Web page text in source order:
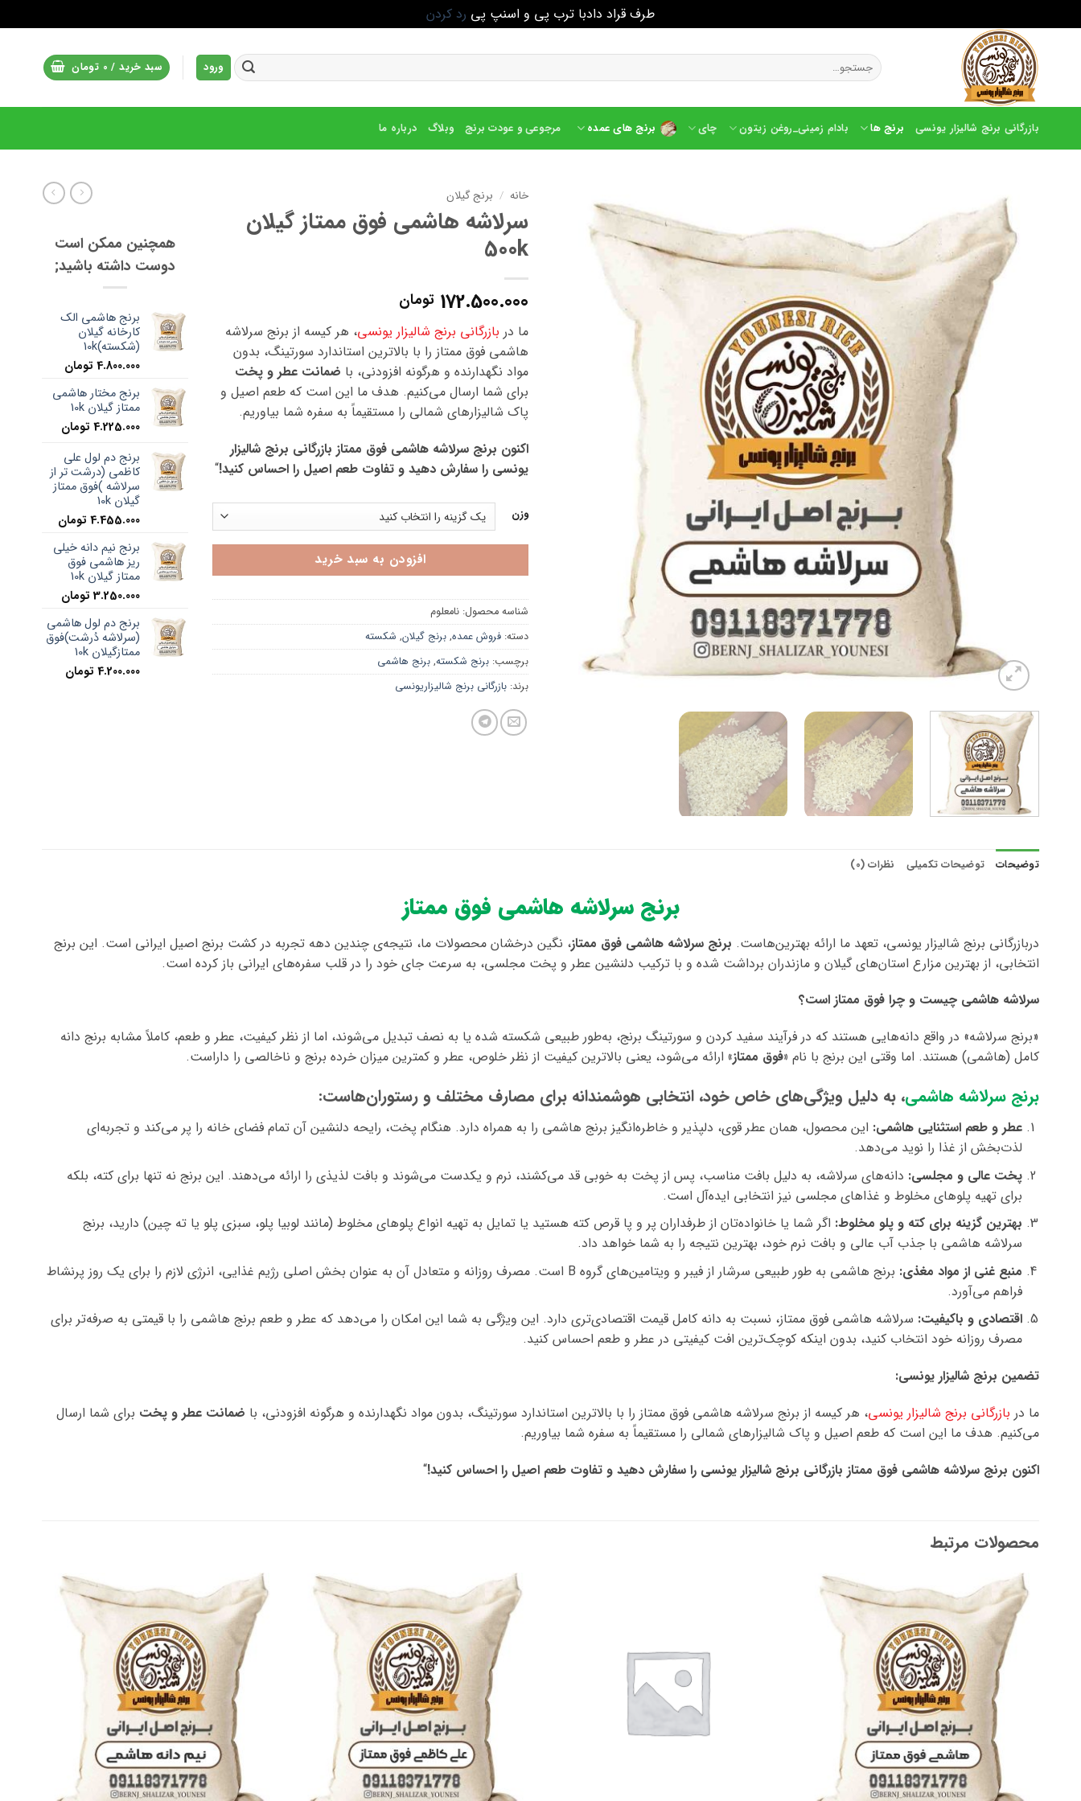
طرف قراد دادبا ترب پی و اسنپ پی رد کردن
content
جستجو
برای:
ورود سبد خرید / 0 تومان
بازرگانی برنج شالیزار یونسی برنج ها بادام زمینی_روغن زیتون چای برنج های عمده مرجوعی و عودت برنج وبلاگ درباره ما
خانه / برنج گیلان
سرلاشه هاشمی فوق ممتاز گیلان
500k
172.500.000 تومان
ما در بازرگانی برنج شالیزار یونسی، هر کیسه از برنج سرلاشه
هاشمی فوق ممتاز را با بالاترین استاندارد سورتینگ، بدون
مواد نگهدارنده و هرگونه افزودنی، با ضمانت عطر و پخت
برای شما ارسال می‌کنیم. هدف ما این است که طعم اصیل و
پاک شالیزارهای شمالی را مستقیماً به سفره شما بیاوریم.
اکنون برنج سرلاشه هاشمی فوق ممتاز بازرگانی برنج شالیزار
یونسی را سفارش دهید و تفاوت طعم اصیل را احساس کنید!“
وزن
افزودن به سبد خرید
شناسه محصول: نامعلوم
دسته: فروش عمده, برنج گیلان, شکسته
برچسب: برنج شکسته, برنج هاشمی
برند: بازرگانی برنج شالیزاریونسی
همچنین ممکن است
دوست داشته باشید;
برنج هاشمی الک
کارخانه گیلان
(شکسته)10k
4.800.000 تومان
برنج مختار هاشمی
ممتاز گیلان 10k
4.225.000 تومان
برنج دم لول علی
کاظمی (درشت تر از
سرلاشه )فوق ممتاز
گیلان 10k
4.455.000 تومان
برنج نیم دانه خیلی
ریز هاشمی فوق
ممتاز گیلان 10k
3.250.000 تومان
برنج دم لول هاشمی
(سرلاشه دُرشت)فوق
ممتازگیلان 10k
4.200.000 تومان
توضیحات توضیحات تکمیلی نظرات (0)
برنج سرلاشه هاشمی فوق ممتاز
دربازرگانی برنج شالیزار یونسی، تعهد ما ارائه بهترین‌هاست. برنج سرلاشه هاشمی فوق ممتاز، نگین درخشان محصولات ما، نتیجه‌ی چندین دهه تجربه در کشت برنج اصیل ایرانی است. این برنج
انتخابی، از بهترین مزارع استان‌های گیلان و مازندران برداشت شده و با ترکیب دلنشین عطر و پخت مجلسی، به سرعت جای خود را در قلب سفره‌های ایرانی باز کرده است.
سرلاشه هاشمی چیست و چرا فوق ممتاز است؟
«برنج سرلاشه» در واقع دانه‌هایی هستند که در فرآیند سفید کردن و سورتینگ برنج، به‌طور طبیعی شکسته شده یا به نصف تبدیل می‌شوند، اما از نظر کیفیت، عطر و طعم، کاملاً مشابه برنج دانه
کامل (هاشمی) هستند. اما وقتی این برنج با نام «فوق ممتاز» ارائه می‌شود، یعنی بالاترین کیفیت از نظر خلوص، عطر و کمترین میزان خرده برنج و ناخالصی را داراست.
برنج سرلاشه هاشمی، به دلیل ویژگی‌های خاص خود، انتخابی هوشمندانه برای مصارف مختلف و رستوران‌هاست:
عطر و طعم استثنایی هاشمی: این محصول، همان عطر قوی، دلپذیر و خاطره‌انگیز برنج هاشمی را به همراه دارد. هنگام پخت، رایحه دلنشین آن تمام فضای خانه را پر می‌کند و تجربه‌ای
لذت‌بخش از غذا را نوید می‌دهد.
پخت عالی و مجلسی: دانه‌های سرلاشه، به دلیل بافت مناسب، پس از پخت به خوبی قد می‌کشند، نرم و یکدست می‌شوند و بافت لذیذی را ارائه می‌دهند. این برنج نه تنها برای کته، بلکه
برای تهیه پلوهای مخلوط و غذاهای مجلسی نیز انتخابی ایده‌آل است.
بهترین گزینه برای کته و پلو مخلوط: اگر شما یا خانواده‌تان از طرفداران پر و پا قرص کته هستید یا تمایل به تهیه انواع پلوهای مخلوط (مانند لوبیا پلو، سبزی پلو یا ته چین) دارید، برنج
سرلاشه هاشمی با جذب آب عالی و بافت نرم خود، بهترین نتیجه را به شما خواهد داد.
منبع غنی از مواد مغذی:
برنج هاشمی به طور طبیعی سرشار از فیبر و ویتامین‌های گروه B است. مصرف روزانه و متعادل آن به عنوان بخش اصلی رژیم غذایی، انرژی لازم را برای یک روز پرنشاط
فراهم می‌آورد.
اقتصادی و باکیفیت: سرلاشه هاشمی فوق ممتاز، نسبت به دانه کامل قیمت اقتصادی‌تری دارد. این ویژگی به شما این امکان را می‌دهد که عطر و طعم برنج هاشمی را با قیمتی به صرفه‌تر برای
مصرف روزانه خود انتخاب کنید، بدون اینکه کوچک‌ترین افت کیفیتی در عطر و طعم احساس کنید.
تضمین برنج شالیزار یونسی:
ما در بازرگانی برنج شالیزار یونسی، هر کیسه از برنج سرلاشه هاشمی فوق ممتاز را با بالاترین استاندارد سورتینگ، بدون مواد نگهدارنده و هرگونه افزودنی، با ضمانت عطر و پخت برای شما ارسال
می‌کنیم. هدف ما این است که طعم اصیل و پاک شالیزارهای شمالی را مستقیماً به سفره شما بیاوریم.
اکنون برنج سرلاشه هاشمی فوق ممتاز بازرگانی برنج شالیزار یونسی را سفارش دهید و تفاوت طعم اصیل را احساس کنید!“
محصولات مرتبط